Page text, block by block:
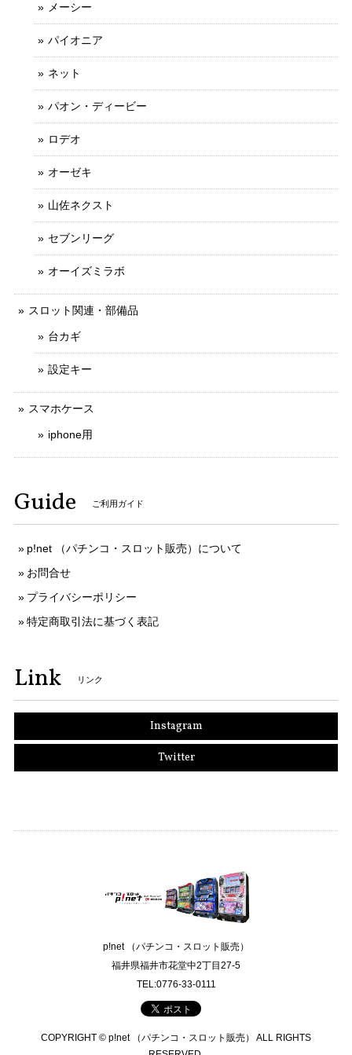
メーシー
パイオニア
ネット
パオン・ディービー
ロデオ
オーゼキ
山佐ネクスト
セブンリーグ
オーイズミラボ
スロット関連・部備品
台カギ
設定キー
スマホケース
iphone用
Guide ご利用ガイド
p!net （パチンコ・スロット販売）について
お問合せ
プライバシーポリシー
特定商取引法に基づく表記
Link リンク
Instagram
Twitter
p!net （パチンコ・スロット販売）
福井県福井市花堂中2丁目27-5
TEL:0776-33-0111
COPYRIGHT © p!net （パチンコ・スロット販売） ALL RIGHTS